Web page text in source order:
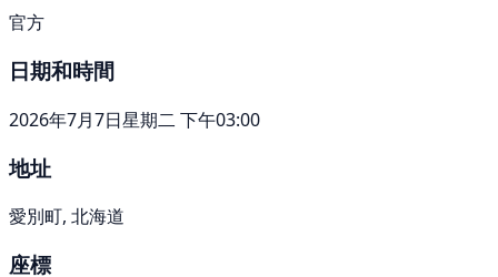
官方
日期和時間
2026年7月7日星期二 下午03:00
地址
愛別町, 北海道
座標